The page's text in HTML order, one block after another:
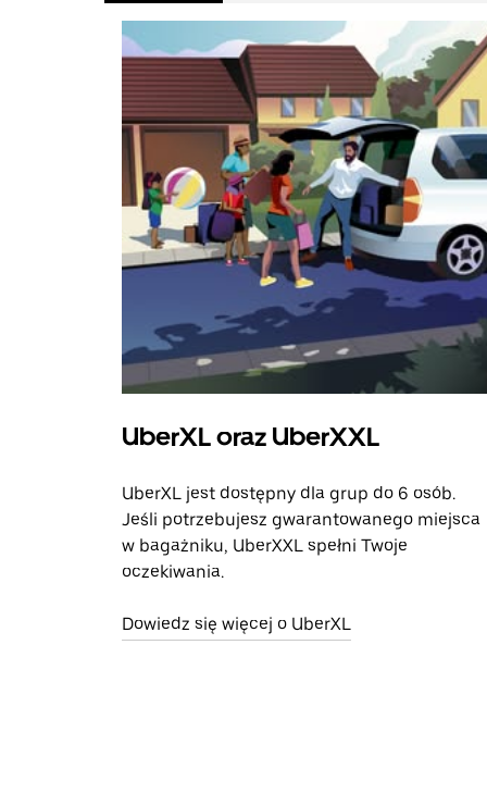
UberXL oraz UberXXL
UberXL jest dostępny dla grup do 6 osób.
Jeśli potrzebujesz gwarantowanego miejsca
w bagażniku, UberXXL spełni Twoje
oczekiwania.
Dowiedz się więcej o UberXL